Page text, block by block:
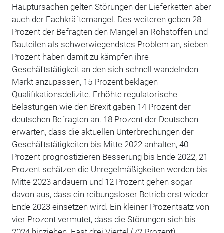
Hauptursachen gelten Störungen der Lieferketten aber
auch der Fachkräftemangel. Des weiteren geben 28
Prozent der Befragten den Mangel an Rohstoffen und
Bauteilen als schwerwiegendstes Problem an, sieben
Prozent haben damit zu kämpfen ihre
Geschäftstätigkeit an den sich schnell wandelnden
Markt anzupassen, 15 Prozent beklagen
Qualifikationsdefizite. Erhöhte regulatorische
Belastungen wie den Brexit gaben 14 Prozent der
deutschen Befragten an. 18 Prozent der Deutschen
erwarten, dass die aktuellen Unterbrechungen der
Geschäftstätigkeiten bis Mitte 2022 anhalten, 40
Prozent prognostizieren Besserung bis Ende 2022, 21
Prozent schätzen die Unregelmäßigkeiten werden bis
Mitte 2023 andauern und 12 Prozent gehen sogar
davon aus, dass ein reibungsloser Betrieb erst wieder
Ende 2023 einsetzen wird. Ein kleiner Prozentsatz von
vier Prozent vermutet, dass die Störungen sich bis